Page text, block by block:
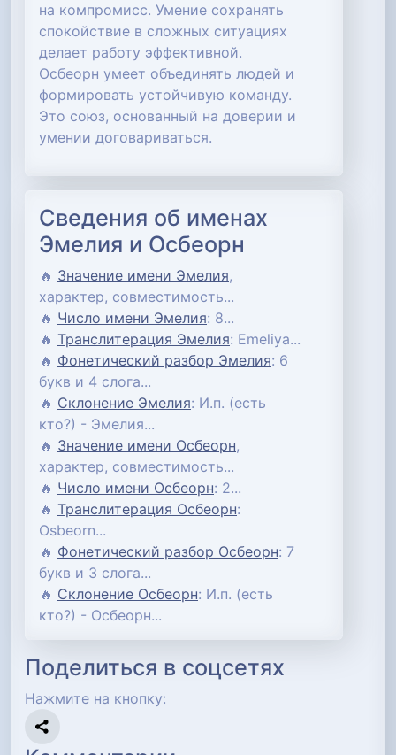
на компромисс. Умение сохранять
спокойствие в сложных ситуациях
делает работу эффективной.
Осбеорн умеет объединять людей и
формировать устойчивую команду.
Это союз, основанный на доверии и
умении договариваться.
Сведения об именах
Эмелия и Осбеорн
🔥 Значение имени Эмелия,
характер, совместимость...
🔥 Число имени Эмелия: 8...
🔥 Транслитерация Эмелия: Emeliya...
🔥 Фонетический разбор Эмелия: 6
букв и 4 слога...
🔥 Склонение Эмелия: И.п. (есть
кто?) - Эмелия...
🔥 Значение имени Осбеорн,
характер, совместимость...
🔥 Число имени Осбеорн: 2...
🔥 Транслитерация Осбеорн:
Osbeorn...
🔥 Фонетический разбор Осбеорн: 7
букв и 3 слога...
🔥 Склонение Осбеорн: И.п. (есть
кто?) - Осбеорн...
Поделиться в соцсетях
Нажмите на кнопку: